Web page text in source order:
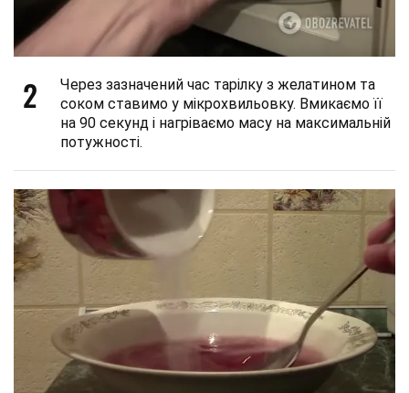
2
Через зазначений час тарілку з желатином та
соком ставимо у мікрохвильовку. Вмикаємо її
на 90 секунд і нагріваємо масу на максимальній
потужності.